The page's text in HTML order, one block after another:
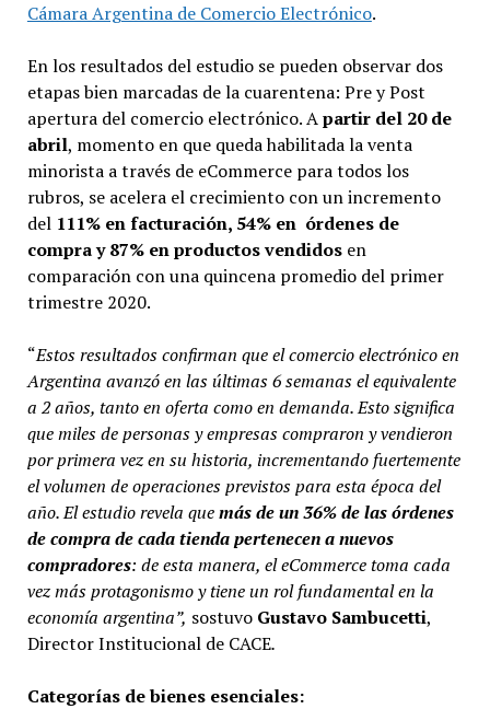
Cámara Argentina de Comercio Electrónico.
En los resultados del estudio se pueden observar dos
etapas bien marcadas de la cuarentena: Pre y Post
apertura del comercio electrónico. Apartir del 20 de
abril, momento en que queda habilitada la venta
minorista a través de eCommerce para todos los
rubros, se acelera el crecimiento con un incremento
del 111% enfacturación, 54% en órdenes de
compra y 87% en productos vendidos en
comparación con una quincena promedio del primer
trimestre 2020.
“Estos resultados confirman que el comercio electrónico en
Argentina avanzó en las últimas 6 semanas el equivalente
a 2 años, tanto en oferta como en demanda. Esto significa
que miles de personas y empresas compraron y vendieron
por primera vez en su historia, incrementando fuertemente
el volumen de operaciones previstos para esta época del
año. El estudio revela quemás de un 36% de las órdenes
de compra de cada tienda pertenecen a nuevos
compradores: de esta manera, el eCommerce toma cada
vez más protagonismo y tiene un rol fundamental en la
economía argentina”, sostuvo Gustavo Sambucetti,
Director Institucional de CACE.
Categorías de bienes esenciales: